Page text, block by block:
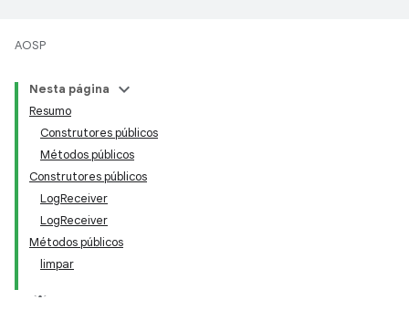
AOSP
Nesta página
Resumo
Construtores públicos
Métodos públicos
Construtores públicos
LogReceiver
LogReceiver
Métodos públicos
limpar